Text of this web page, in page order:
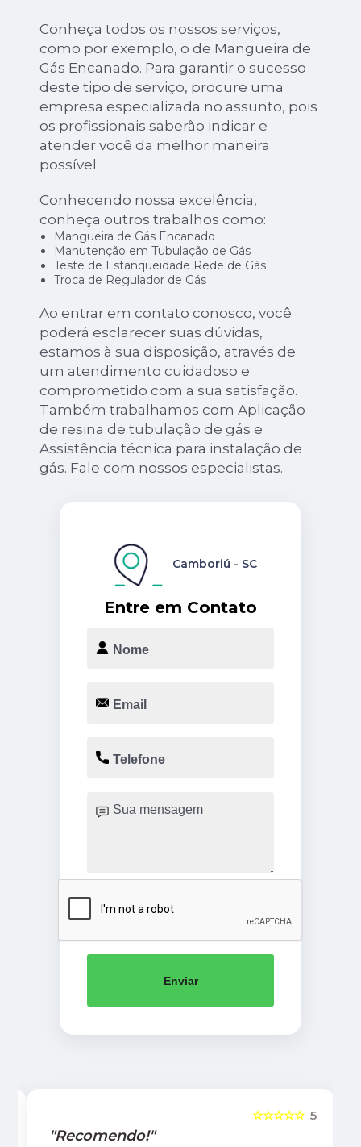
Conheça todos os nossos serviços,
como por exemplo, o de Mangueira de
Gás Encanado. Para garantir o sucesso
deste tipo de serviço, procure uma
empresa especializada no assunto, pois
os profissionais saberão indicar e
atender você da melhor maneira
possível.
Conhecendo nossa excelência,
conheça outros trabalhos como:
Mangueira de Gás Encanado
Manutenção em Tubulação de Gás
Teste de Estanqueidade Rede de Gás
Troca de Regulador de Gás
Ao entrar em contato conosco, você
poderá esclarecer suas dúvidas,
estamos à sua disposição, através de
um atendimento cuidadoso e
comprometido com a sua satisfação.
Também trabalhamos com Aplicação
de resina de tubulação de gás e
Assistência técnica para instalação de
gás. Fale com nossos especialistas.
Entre em Contato
Camboriú - SC
Enviar
5
☆☆☆☆☆
"Recomendo!"